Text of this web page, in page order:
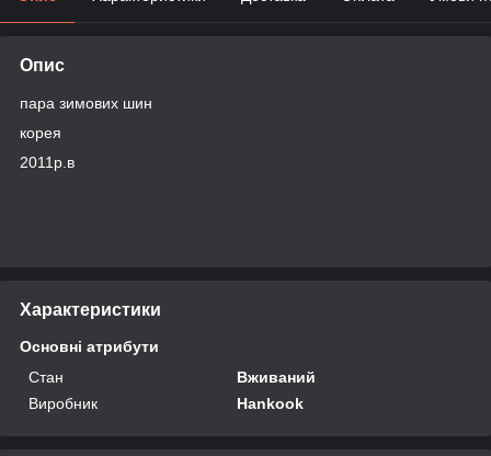
Опис
пара зимових шин
корея
2011р.в
Характеристики
Основні атрибути
Стан
Вживаний
Виробник
Hankook